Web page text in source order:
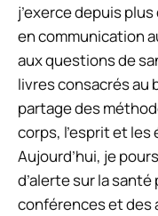
j’exerce depuis
en communication
aux questions de
livres consacrés au
partage des
corps, l’esprit et
Aujourd’hui, je
d’alerte sur la
conférences et des